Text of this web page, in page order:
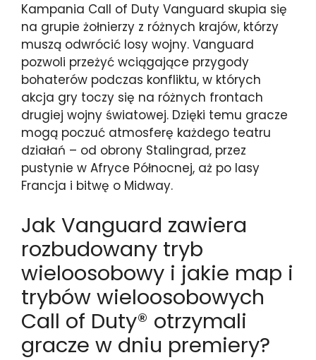
Kampania Call of Duty Vanguard skupia się
na grupie żołnierzy z różnych krajów, którzy
muszą odwrócić losy wojny. Vanguard
pozwoli przeżyć wciągające przygody
bohaterów podczas konfliktu, w których
akcja gry toczy się na różnych frontach
drugiej wojny światowej. Dzięki temu gracze
mogą poczuć atmosferę każdego teatru
działań – od obrony Stalingrad, przez
pustynie w Afryce Północnej, aż po lasy
Francja i bitwę o Midway.
Jak Vanguard zawiera
rozbudowany tryb
wieloosobowy i jakie map i
trybów wieloosobowych
Call of Duty® otrzymali
gracze w dniu premiery?